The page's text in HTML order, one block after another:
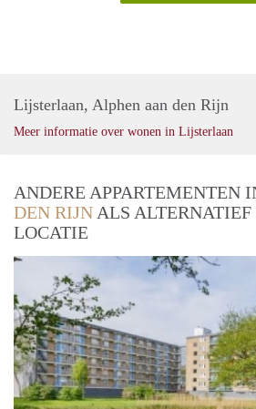
Lijsterlaan, Alphen aan den Rijn
Meer informatie over wonen in Lijsterlaan
ANDERE APPARTEMENTEN
DEN RIJN ALS
LOCATIE